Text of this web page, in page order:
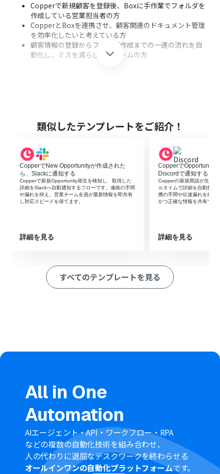
Copperで新規顧客を登録後、Boxに手作業でフォルダを
作成している営業担当者の方
CopperとBoxを連携させ、顧客関連のドキュメント管理
を効率化したいと考えている方
顧客情報の登録からフォルダ作成までの一連の流れを自
動化し、ミスを減らしたいチームの方
手動でのフォルダ作成に伴う命名ミスや作成漏れなどの
に繋がります
■フローボットの流れ
はじめに、CopperとBoxをYoomと連携します
次に、トリガーでCopperを選択し、「新しいPersonが作
する」アクションを設定し、トリガーで検知したPerson
の詳細情報を取得します
ルダを作成します
※「トリガー」：フロー起動のきっかけとなるアクション、「オ
Boxでフォルダを作成するオペレーションにて、作成先の
注意事項
Copper、BoxのそれぞれとYoomを連携してください。
類似したテンプレートをご紹介！
CopperでNew Opportunityが作成された
ら、Slackに通知する
Copperで新規Opportunity発生を検知し、取得した
詳細をSlackへ自動通知するフローです。連絡の手間
や漏れを抑え、営業チーム全員が最新情報を即共有
し対応スピードを保てます。
詳細を見る
CopperでOpportunity
Discordで通知する
Copperの新規商談が生ま
ルタイムで詳細を自動投稿
携の手間や伝達漏れを抑え
かつ正確な情報を共有でき
詳細を見る
すべてのテンプレートを見る
All in One
Automation
AIエージェント・API・ワークフロー・RPA
などの複数の自動化技術を組み合わせ、
人の代わりに退屈なデスクワークを終わらせる
オールインワンの自動化プラットフォームです。